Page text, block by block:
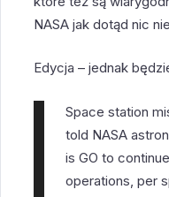
NASA jak dotąd nic
Edycja – jednak
Space station
told NASA
is GO to
operations, per